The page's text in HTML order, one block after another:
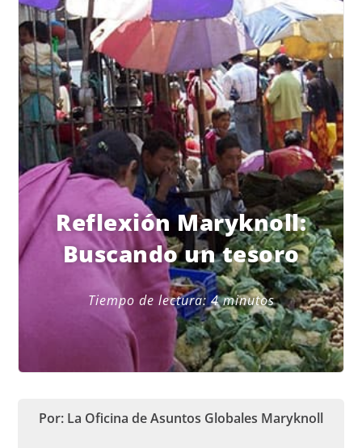
Reflexión Maryknoll:
Buscando un tesoro
Tiempo de lectura: 4 minutos
Por: La Oficina de Asuntos Globales Maryknoll